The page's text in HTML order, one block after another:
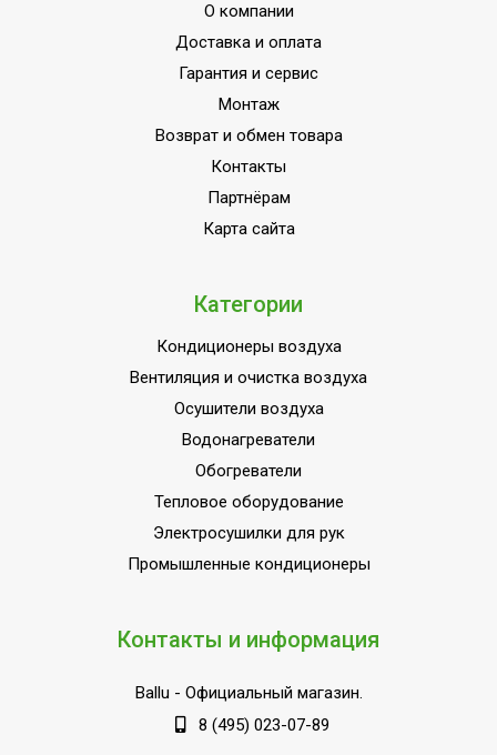
О компании
Доставка и оплата
Гарантия и сервис
Монтаж
Возврат и обмен товара
Контакты
Партнёрам
Карта сайта
Категории
Кондиционеры воздуха
Вентиляция и очистка воздуха
Осушители воздуха
Водонагреватели
Обогреватели
Тепловое оборудование
Электросушилки для рук
Промышленные кондиционеры
Контакты и информация
Ballu - Официальный магазин.
8 (495) 023-07-89